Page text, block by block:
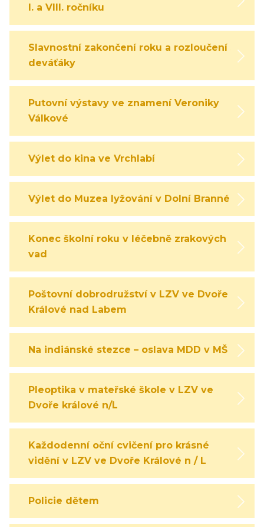
I. a VIII. ročníku
Slavnostní zakončení roku a rozloučení s
deváťáky
Putovní výstavy ve znamení Veroniky
Válkové
Výlet do kina ve Vrchlabí
Výlet do Muzea lyžování v Dolní Branné
Konec školní roku v léčebně zrakových
vad
Poštovní dobrodružství v LZV ve Dvoře
Králové nad Labem
Na indiánské stezce – oslava MDD v MŠ
Pleoptika v mateřské škole v LZV ve
Dvoře králové n/L
Každodenní oční cvičení pro krásné
vidění v LZV ve Dvoře Králové n / L
Policie dětem